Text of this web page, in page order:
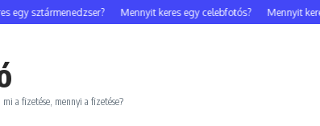
egy sztármenedzser? Mennyit keres egy celebfotós? Mennyit
a fizetése, mennyi a fizetése?